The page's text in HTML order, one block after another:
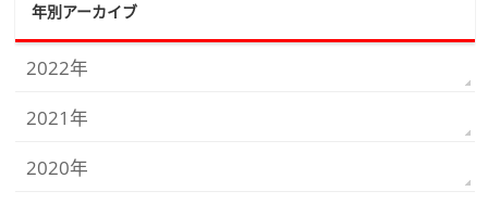
年別アーカイブ
2022年
2021年
2020年